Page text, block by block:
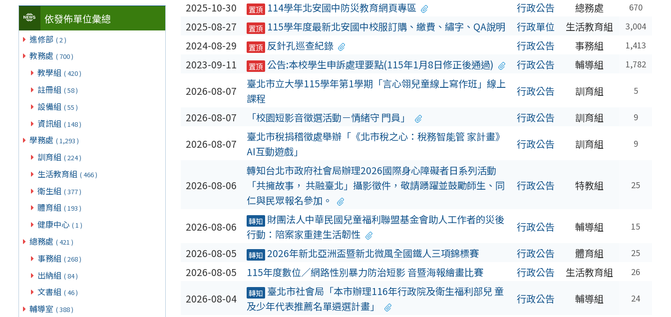
依發佈單位彙總
進修部 ( 2 )
教務處 ( 700 )
教學組 ( 420 )
註冊組 ( 58 )
設備組 ( 55 )
資訊組 ( 148 )
學務處 ( 1,293 )
訓育組 ( 224 )
生活教育組 ( 466 )
衛生組 ( 377 )
體育組 ( 193 )
健康中心 ( 1 )
總務處 ( 421 )
事務組 ( 268 )
出納組 ( 84 )
文書組 ( 46 )
輔導室 ( 388 )
2025-10-30 置頂 114學年北安國中防災教育網頁專區 行政公告 總務處 670
2025-08-27 置頂 115學年度最新北安國中校服訂購、繳費、繡字、QA說明 行政單位 生活教育組 3,004
2024-08-29 置頂 反針孔巡查紀錄 行政公告 事務組 1,413
2023-09-11 置頂 公告:本校學生申訴處理要點(115年1月8日修正後通過) 行政公告 輔導組 1,782
2026-08-07
臺北市立大學115學年第1學期「言心翎兒童線上寫作班」線上
課程
行政公告 訓育組 5
2026-08-07 「校園短影音徵選活動－情緒守 門員」 行政公告 訓育組 9
2026-08-07
臺北市稅捐稽徵處舉辦「《北市稅之心：稅務智能管 家計畫》
AI互動遊戲」
行政公告 訓育組 9
2026-08-06
轉知台北市政府社會局辦理2026國際身心障礙者日系列活動
「共擁故事， 共融臺北」攝影徵件，敬請踴躍並鼓勵師生、同
仁與民眾報名參加。
行政公告 特教組 25
2026-08-06 轉知 財團法人中華民國兒童福利聯盟基金會助人⼯作者的災後
行動：陪案家重建生活韌性
行政公告 輔導組 15
2026-08-05 轉知 2026年新北亞洲盃暨新北微風全國鐵人三項錦標賽 行政公告 體育組 25
2026-08-05 115年度數位／網路性別暴力防治短影 音暨海報繪畫比賽 行政公告 生活教育組 26
2026-08-04 轉知 臺北市社會局「本市辦理116年行政院及衛生福利部兒 童
及少年代表推薦名單遴選計畫」
行政公告 輔導組 24